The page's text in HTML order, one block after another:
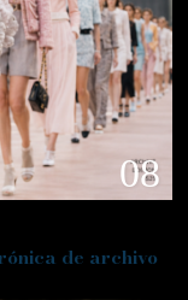
08
de archivo